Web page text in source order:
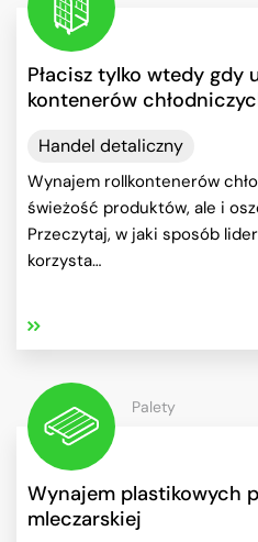
Płacisz tylko wtedy gdy
kontenerów
Handel detaliczny
Wynajem rollkontenerów
świeżość produktów, ale i
Przeczytaj, w jaki sposób
korzysta…
Wynajem plastikowych
mleczarskiej
Palety